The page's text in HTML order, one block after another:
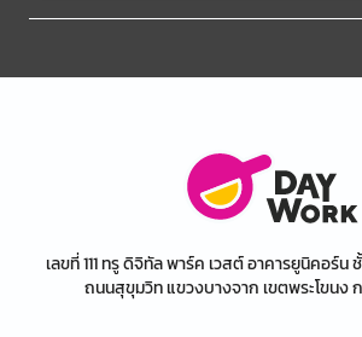
เลขที่ 111 ทรู ดิจิทัล พาร์ค เวสต์ อาคารยูนิคอร์น
ถนนสุขุมวิท แขวงบางจาก เขตพระโขนง